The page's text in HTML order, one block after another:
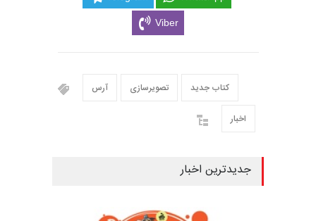
Viber
آرس تصویرسازی کتاب جدید
اخبار
جدیدترین اخبار